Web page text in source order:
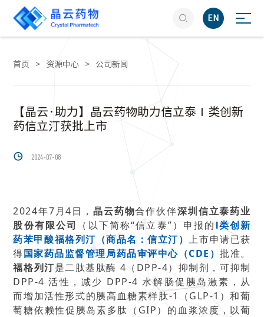
 EN
首页 > 资源中心 > 公司新闻
【晶云·助力】晶云药物助力信立泰Ⅰ类创新
药信立汀获批上市
 2024-07-08
2024年7月4日， 晶云药物合作伙伴深圳信立泰药业
股份有限公司
（以下简称“信立泰”）申报的Ⅰ类创新
药苯甲酸福格列汀（商品名：信立汀）上市申请已获
得国家药品监督管理局药品审评中心（CDE）批准。
福格列汀是二肽基肽酶 4（DPP-4）抑制剂，可抑制
DPP-4 活性，减少 DPP-4 水解肠促胰岛激素，从
而增加活性形式的胰高血糖素样肽-1（GLP-1）和葡
萄糖依赖性促胰岛素多肽（GIP）的血浆浓度，以葡